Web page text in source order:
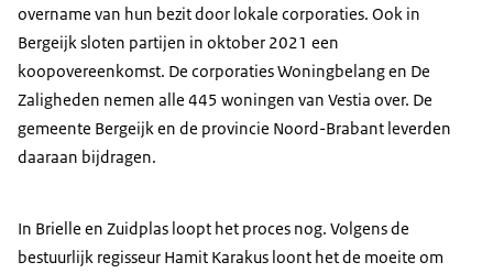
overname van hun bezit door lokale corporaties. Ook in
Bergeijk sloten partijen in oktober 2021 een
koopovereenkomst. De corporaties Woningbelang en De
Zaligheden nemen alle 445 woningen van Vestia over. De
gemeente Bergeijk en de provincie Noord-Brabant leverden
daaraan bijdragen.
In Brielle en Zuidplas loopt het proces nog. Volgens de
bestuurlijk regisseur Hamit Karakus loont het de moeite om